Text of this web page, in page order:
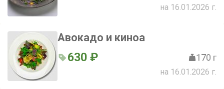
на 16.01.2026 г.
Авокадо и киноа
630 ₽ 170 г
на 16.01.2026 г.